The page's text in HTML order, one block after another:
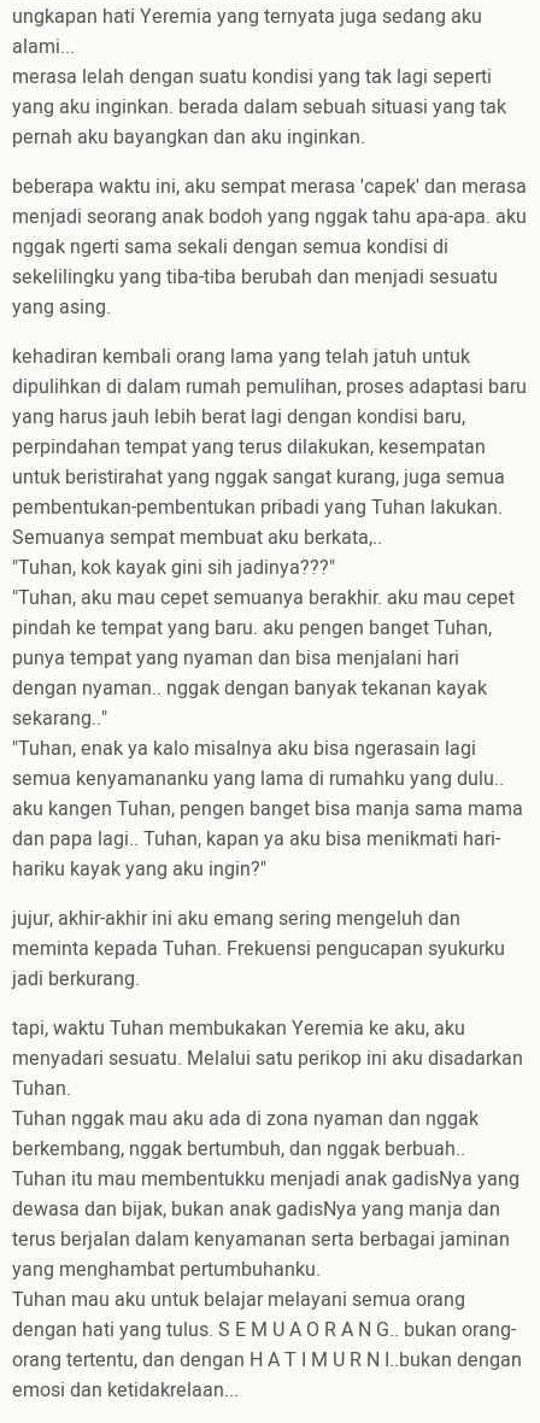
ungkapan hati Yeremia yang ternyata juga sedang aku
alami...
merasa lelah dengan suatu kondisi yang tak lagi seperti
yang aku inginkan. berada dalam sebuah situasi yang tak
pernah aku bayangkan dan aku inginkan.
beberapa waktu ini, aku sempat merasa 'capek' dan merasa
menjadi seorang anak bodoh yang nggak tahu apa-apa. aku
nggak ngerti sama sekali dengan semua kondisi di
sekelilingku yang tiba-tiba berubah dan menjadi sesuatu
yang asing.
kehadiran kembali orang lama yang telah jatuh untuk
dipulihkan di dalam rumah pemulihan, proses adaptasi baru
yang harus jauh lebih berat lagi dengan kondisi baru,
perpindahan tempat yang terus dilakukan, kesempatan
untuk beristirahat yang nggak sangat kurang, juga semua
pembentukan-pembentukan pribadi yang Tuhan lakukan.
Semuanya sempat membuat aku berkata,..
"Tuhan, kok kayak gini sih jadinya???"
"Tuhan, aku mau cepet semuanya berakhir. aku mau cepet
pindah ke tempat yang baru. aku pengen banget Tuhan,
punya tempat yang nyaman dan bisa menjalani hari
dengan nyaman.. nggak dengan banyak tekanan kayak
sekarang.."
"Tuhan, enak ya kalo misalnya aku bisa ngerasain lagi
semua kenyamananku yang lama di rumahku yang dulu..
aku kangen Tuhan, pengen banget bisa manja sama mama
dan papa lagi.. Tuhan, kapan ya aku bisa menikmati hari-
hariku kayak yang aku ingin?"
jujur, akhir-akhir ini aku emang sering mengeluh dan
meminta kepada Tuhan. Frekuensi pengucapan syukurku
jadi berkurang.
tapi, waktu Tuhan membukakan Yeremia ke aku, aku
menyadari sesuatu. Melalui satu perikop ini aku disadarkan
Tuhan.
Tuhan nggak mau aku ada di zona nyaman dan nggak
berkembang, nggak bertumbuh, dan nggak berbuah..
Tuhan itu mau membentukku menjadi anak gadisNya yang
dewasa dan bijak, bukan anak gadisNya yang manja dan
terus berjalan dalam kenyamanan serta berbagai jaminan
yang menghambat pertumbuhanku.
Tuhan mau aku untuk belajar melayani semua orang
dengan hati yang tulus. S E M U A O R A N G.. bukan orang-
orang tertentu, dan dengan H A T I M U R N I..bukan dengan
emosi dan ketidakrelaan...